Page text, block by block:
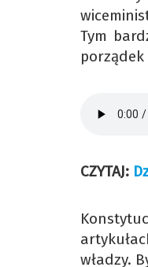
Tym
porządek
CZYTAJ:
władzy.